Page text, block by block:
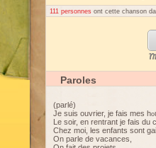
111 personnes ont cette chanson
Paroles
(parlé)
Je suis ouvrier, je fais mes ho
Le soir, en rentrant je fais du
Chez moi, les enfants sont
On parle de vacances,